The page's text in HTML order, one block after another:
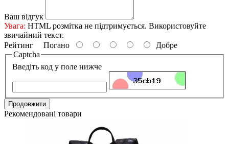
Ваш відгук
Увага: HTML розмітка не підтримується. Використовуйте
звичайний текст.
Рейтинг Погано
Добре
Captcha
Введіть код у поле нижче
Продовжити
Рекомендовані товари